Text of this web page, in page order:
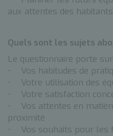
aux attentes des habitants
Quels sont les sujets
Le questionnaire porte
• Vos habitudes de
• Votre utilisation des
• Votre satisfaction
• Vos attentes en
proximité
• Vos souhaits pour les